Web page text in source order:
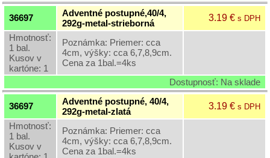
36697
Adventné postupné,40/4,
292g-metal-strieborná
3.19 €s DPH
Hmotnosť:
1 bal.
Kusov v
kartóne: 1
Poznámka: Priemer: cca
4cm, výšky: cca 6,7,8,9cm.
Cena za 1bal.=4ks
Dostupnosť: Na sklade
36697
Adventné postupné, 40/4,
292g-metal-zlatá
3.19 €s DPH
Hmotnosť:
1 bal.
Kusov v
Poznámka: Priemer: cca
4cm, výšky: cca 6,7,8,9cm.
Cena za 1bal.=4ks